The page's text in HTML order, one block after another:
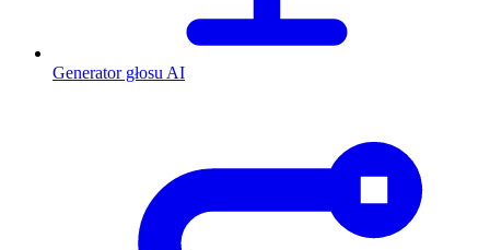
Generator głosu AI